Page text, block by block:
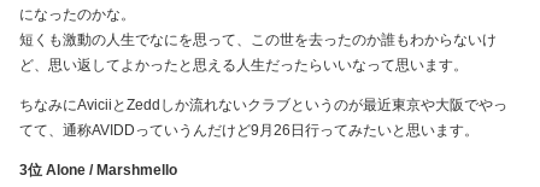
になったのかな。
短くも激動の人生でなにを思って、この世を去ったのか誰もわからないけ
ど、思い返してよかったと思える人生だったらいいなって思います。
ちなみにAviciiとZeddしか流れないクラブというのが最近東京や大阪でやっ
てて、通称AVIDDっていうんだけど9月26日行ってみたいと思います。
3位 Alone / Marshmello